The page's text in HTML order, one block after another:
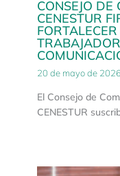
CONSEJO DE
CENESTUR
20 de mayo de 2026
El Consejo de
CENESTUR